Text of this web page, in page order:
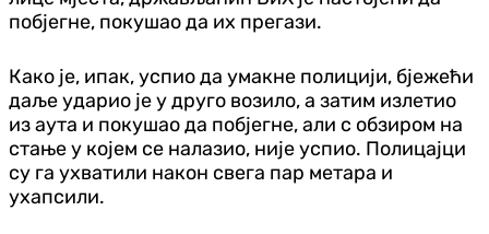
побјегне, покушао да их прегази.
Како је, ипак, успио да умакне полицији, бјежећи
даље ударио је у друго возило, а затим излетио
из аута и покушао да побјегне, али с обзиром на
стање у којем се налазио, није успио. Полицајци
су га ухватили након свега пар метара и
ухапсили.